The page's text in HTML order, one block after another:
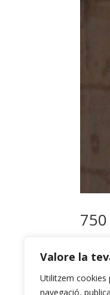
Valore la
Utilitzem cookies
navegació,
any, el